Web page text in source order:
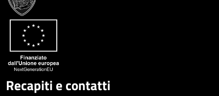
Recapiti e contatti